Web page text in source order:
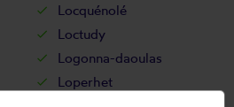
Locquénolé
Loctudy
Logonna-daoulas
Loperhet